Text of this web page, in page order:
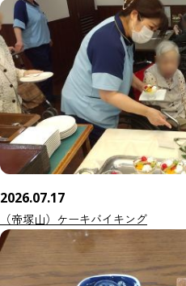
2026.07.17
（帝塚山）ケーキバイキング